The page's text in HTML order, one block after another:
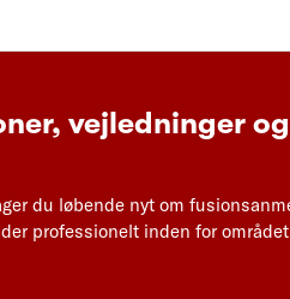
vejledninger
du løbende nyt om
professionelt inden for